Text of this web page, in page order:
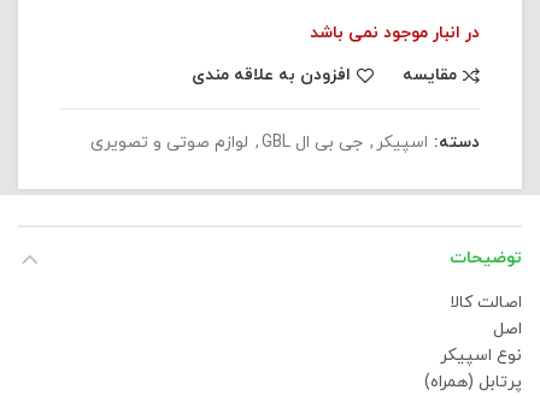
در انبار موجود نمی باشد
مقایسه
افزودن به علاقه مندی
دسته: اسپیکر , جی بی ال GBL , لوازم صوتی و تصویری
توضیحات
اصالت کالا
اصل
نوع اسپیکر
پرتابل (همراه)